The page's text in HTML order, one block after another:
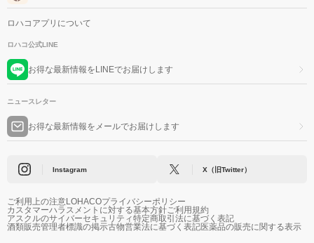
ロハコアプリについて
ロハコ公式LINE
お得な最新情報をLINEでお届けします
ニュースレター
お得な最新情報をメールでお届けします
Instagram X（旧Twitter）
ご利用上の注意LOHACOプライバシーポリシー
カスタマーハラスメントに対する基本方針ご利用規約
アスクルのサイバーセキュリティ特定商取引法に基づく表記
酒類販売管理者標識の掲示古物営業法に基づく表記医薬品の販売に関する表示